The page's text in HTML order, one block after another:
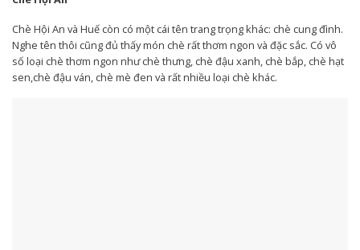
Chè Hội An và Huế còn có một cái tên trang trọng khác: chè cung đình.
Nghe tên thôi cũng đủ thấy món chè rất thơm ngon và đặc sắc. Có vô
số loại chè thơm ngon như chè thưng, chè đậu xanh, chè bắp, chè hạt
sen,chè đậu ván, chè mè đen và rất nhiều loại chè khác.